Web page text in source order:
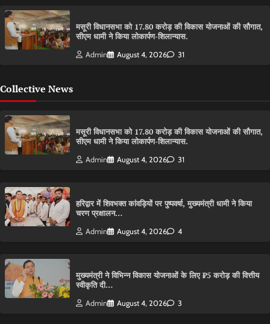
मसूरी विधानसभा को 17.80 करोड़ की विकास योजनाओं की सौगात,
सीएम धामी ने किया लोकार्पण-शिलान्यास.
Admin August 4, 2026 31
Collective News
मसूरी विधानसभा को 17.80 करोड़ की विकास योजनाओं की सौगात,
सीएम धामी ने किया लोकार्पण-शिलान्यास.
Admin August 4, 2026 31
हरिद्वार में शिवभक्त कांवड़ियों पर पुष्पवर्षा, मुख्यमंत्री धामी ने किया
चरण प्रक्षालन…
Admin August 4, 2026 4
मुख्यमंत्री ने विभिन्न विकास योजनाओं के लिए ₹5 करोड़ की वित्तीय
स्वीकृति दी…
Admin August 4, 2026 3